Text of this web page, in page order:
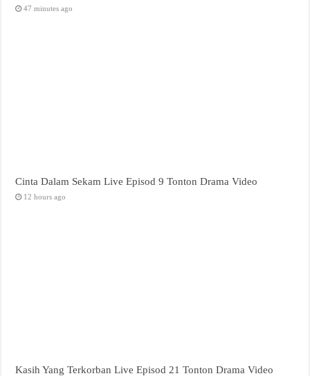
47 minutes ago
Cinta Dalam Sekam Live Episod 9 Tonton Drama Video
12 hours ago
Kasih Yang Terkorban Live Episod 21 Tonton Drama Video